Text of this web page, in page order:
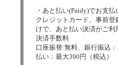
・あと払い(Paidy)でお支
クレジットカード、事前
けで、あと払い決済がご利
決済手数料
口座振替:無料、銀行振込
払い：最大390円（税込）